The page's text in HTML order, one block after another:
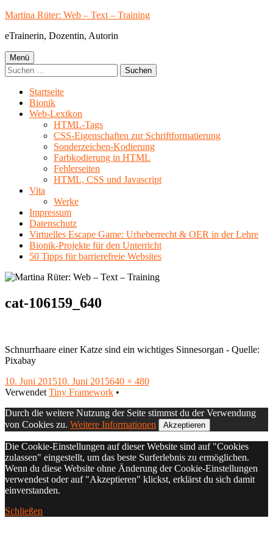
Springe
Inhalt
Martina Rüter: Web – Text – Training
eTrainerin, Dozentin, Autorin
Primäres
Menü
Menü
Suchen
nach:
Startseite
Bionik
Web-Lexikon
HTML-Tags
CSS-Eigenschaften zur Schriftformatierung
Sonderzeichen-Kodierung
Farbkodierung in HTML
Fehlerseiten
HTML, CSS und Javascript
Vita
Werke
Impressum
Datenschutz
Virtuelles Escape Game: Urheberrecht & OER in der Lehre
Bionik-Projekte für den Unterricht
50 Tipps für barrierefreie Websites
cat-106159_640
Schnurrhaare einer Katze sind ein wichtiges Sinnesorgan - Quelle:
Pixabay
Veröffentlicht
am
10. Juni 201510. Juni 2015Volle
Größe
640 × 480
Footer
Inhalt
Verwendet Tiny Framework •
Durch die weitere Nutzung der Seite stimmst du der Verwendung
von Cookies zu. Weitere Informationen Akzeptieren
Die Cookie-Einstellungen auf dieser Website sind auf "Cookies
zulassen" eingestellt, um das beste Surferlebnis zu ermöglichen.
Wenn du diese Website ohne Änderung der Cookie-Einstellungen
verwendest oder auf "Akzeptieren" klickst, erklärst du sich damit
einverstanden.
Schließen